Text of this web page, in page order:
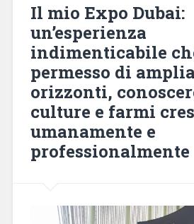
Il mio Expo Dubai:
un’esperienza
indimenticabile
permesso di
orizzonti,
culture e farmi
umanamente e
professionalmente